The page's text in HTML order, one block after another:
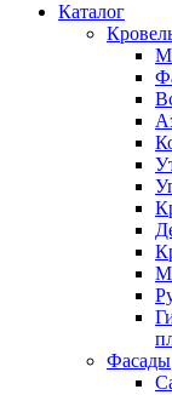
Каталог
Фасады